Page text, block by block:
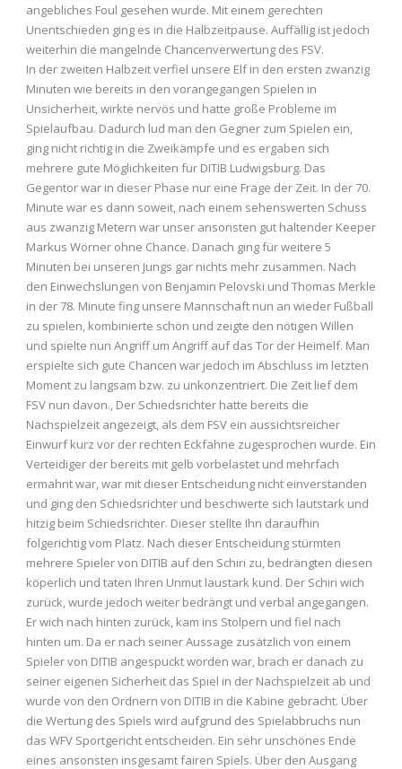
angebliches Foul gesehen wurde. Mit einem gerechten
Unentschieden ging es in die Halbzeitpause. Auffällig ist jedoch
weiterhin die mangelnde Chancenverwertung des FSV.
In der zweiten Halbzeit verfiel unsere Elf in den ersten zwanzig
Minuten wie bereits in den vorangegangen Spielen in
Unsicherheit, wirkte nervös und hatte große Probleme im
Spielaufbau. Dadurch lud man den Gegner zum Spielen ein,
ging nicht richtig in die Zweikämpfe und es ergaben sich
mehrere gute Möglichkeiten für DITIB Ludwigsburg. Das
Gegentor war in dieser Phase nur eine Frage der Zeit. In der 70.
Minute war es dann soweit, nach einem sehenswerten Schuss
aus zwanzig Metern war unser ansonsten gut haltender Keeper
Markus Wörner ohne Chance. Danach ging für weitere 5
Minuten bei unseren Jungs gar nichts mehr zusammen. Nach
den Einwechslungen von Benjamin Pelovski und Thomas Merkle
in der 78. Minute fing unsere Mannschaft nun an wieder Fußball
zu spielen, kombinierte schön und zeigte den nötigen Willen
und spielte nun Angriff um Angriff auf das Tor der Heimelf. Man
erspielte sich gute Chancen war jedoch im Abschluss im letzten
Moment zu langsam bzw. zu unkonzentriert. Die Zeit lief dem
FSV nun davon., Der Schiedsrichter hatte bereits die
Nachspielzeit angezeigt, als dem FSV ein aussichtsreicher
Einwurf kurz vor der rechten Eckfahne zugesprochen wurde. Ein
Verteidiger der bereits mit gelb vorbelastet und mehrfach
ermahnt war, war mit dieser Entscheidung nicht einverstanden
und ging den Schiedsrichter und beschwerte sich lautstark und
hitzig beim Schiedsrichter. Dieser stellte Ihn daraufhin
folgerichtig vom Platz. Nach dieser Entscheidung stürmten
mehrere Spieler von DITIB auf den Schiri zu, bedrängten diesen
köperlich und taten Ihren Unmut laustark kund. Der Schiri wich
zurück, wurde jedoch weiter bedrängt und verbal angegangen.
Er wich nach hinten zurück, kam ins Stolpern und fiel nach
hinten um. Da er nach seiner Aussage zusätzlich von einem
Spieler von DITIB angespuckt worden war, brach er danach zu
seiner eigenen Sicherheit das Spiel in der Nachspielzeit ab und
wurde von den Ordnern von DITIB in die Kabine gebracht. Über
die Wertung des Spiels wird aufgrund des Spielabbruchs nun
das WFV Sportgericht entscheiden. Ein sehr unschönes Ende
eines ansonsten insgesamt fairen Spiels. Über den Ausgang